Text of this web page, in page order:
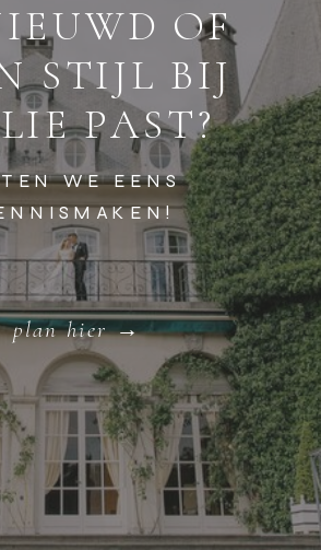
OF
STIJL BIJ
PAST?
WE EENS
plan hier →